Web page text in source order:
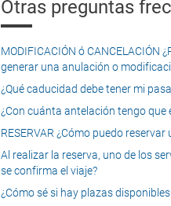
Otras preguntas
MODIFICACIÓN ó
generar una anulación o
¿Qué caducidad debe tener mi
¿Con cuánta antelación tengo que
RESERVAR ¿Cómo puedo
Al realizar la reserva, uno de los
se confirma el viaje?
¿Cómo sé si hay plazas